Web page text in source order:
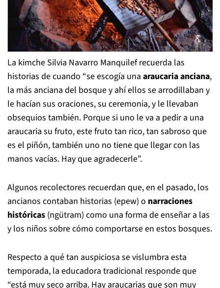
de comenzar elpiñoneo, como un gesto de
agradecimiento a su generosidad.
La kimche Silvia Navarro Manquilef recuerda las
historias de cuando “se escogía unaaraucaria anciana
la más anciana del bosque y ahí ellos se arrodillaban y
le hacían sus oraciones, su ceremonia, y le llevaban
araucaria su fruto, este fruto tan rico, tan sabroso que
es el piñón, también uno no tiene que llegar con las